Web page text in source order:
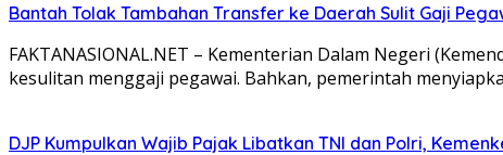
Bantah Tolak Tambahan Transfer ke Daerah Sulit Gaji
FAKTANASIONAL.NET – Kementerian Dalam Negeri
kesulitan menggaji pegawai. Bahkan, pemerintah
DJP Kumpulkan Wajib Pajak Libatkan TNI dan Polri,